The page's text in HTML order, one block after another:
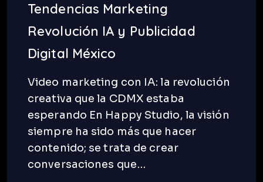
Tendencias Marketing
Revolución IA y Publicidad
Digital México
Video marketing con IA: la revolución
creativa que la CDMX estaba
esperando En Happy Studio, la visión
siempre ha sido más que hacer
contenido; se trata de crear
conversaciones que…